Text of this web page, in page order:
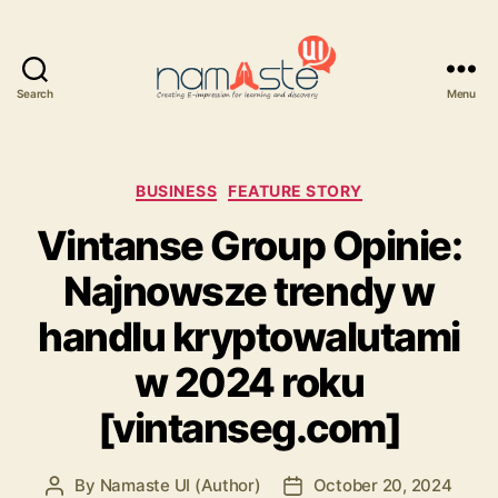
Search Menu
Categories
BUSINESS FEATURE STORY
Vintanse Group Opinie:
Najnowsze trendy w
handlu kryptowalutami
w 2024 roku
[vintanseg.com]
Post
By Namaste UI (Author)
PostOctober 20, 2024